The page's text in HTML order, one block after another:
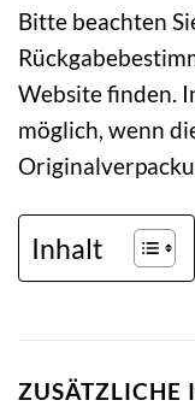
Bitte beachten
Website finden.
möglich, wenn
Inhalt
ZUSÄTZLICHE